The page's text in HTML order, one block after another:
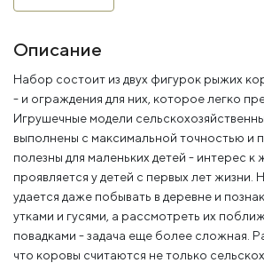
Описание
Набор состоит из двух фигурок рыжих
- и ограждения для них, которое легко
Игрушечные модели
выполнены с максимальной точностью и
полезны для маленьких детей - интерес к
проявляется у детей с первых лет жизни.
удается даже побывать в деревне и
утками и гусями, а рассмотреть их
повадками - задача еще более сложная.
что коровы считаются не только